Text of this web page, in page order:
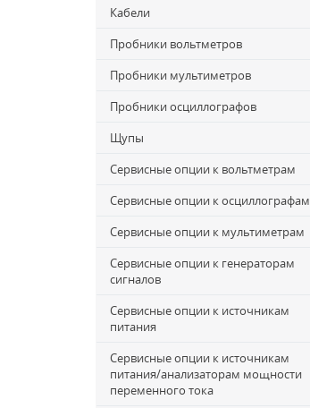
Кабели
Пробники вольтметров
Пробники мультиметров
Пробники осциллографов
Щупы
Сервисные опции к вольтметрам
Сервисные опции к осциллографам
Сервисные опции к мультиметрам
Сервисные опции к генераторам
сигналов
Сервисные опции к источникам
питания
Сервисные опции к источникам
питания/анализаторам мощности
переменного тока